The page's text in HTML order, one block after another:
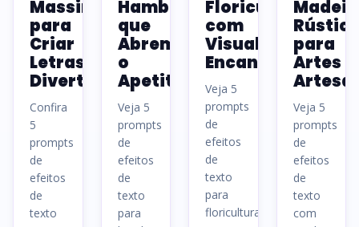
Massinha
para
Criar
Letras
Divertidas
Confira
5
prompts
de
efeitos
de
texto
Hamburguerias
que
Abrem
o
Apetite
Veja 5
prompts
de
efeitos
de
texto
para
Floriculturas
com
Visual
Encantador
Veja 5
prompts
de
efeitos
de
texto
para
floriculturas,
para
Artes
Veja 5
prompts
de
efeitos
de
texto
com